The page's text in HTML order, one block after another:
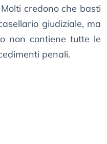
credono che basti
giudiziale, ma
non contiene tutte le
penali.